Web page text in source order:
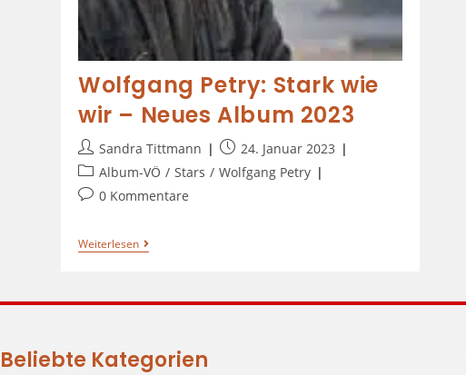
Wolfgang Petry: Stark wie
wir – Neues Album 2023
Sandra Tittmann
24. Januar 2023
Album-VÖ / Stars / Wolfgang Petry
0 Kommentare
Weiterlesen
Beliebte Kategorien